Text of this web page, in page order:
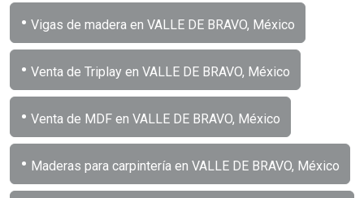
• Vigas de madera en VALLE DE BRAVO, México
• Venta de Triplay en VALLE DE BRAVO, México
• Venta de MDF en VALLE DE BRAVO, México
• Maderas para carpintería en VALLE DE BRAVO, México